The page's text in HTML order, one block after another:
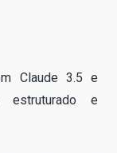
Claude 3.5 e
estruturado e